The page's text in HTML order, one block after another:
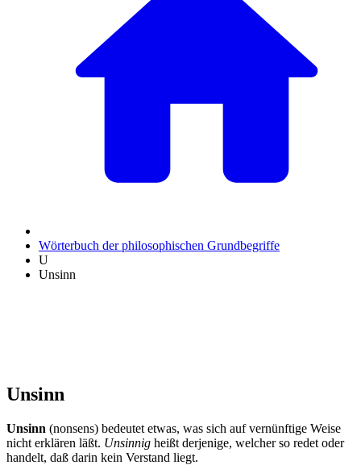
Wörterbuch der philosophischen Grundbegriffe
U
Unsinn
Unsinn
Unsinn (nonsens) bedeutet etwas, was sich auf vernünftige Weise
nicht erklären läßt. Unsinnig heißt derjenige, welcher so redet oder
handelt, daß darin kein Verstand liegt.